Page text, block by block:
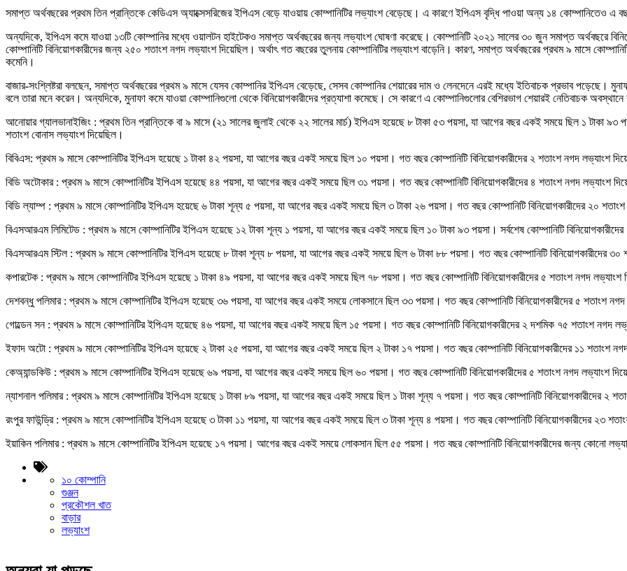
সমাপ্ত অর্থবছরের প্রথম তিন প্রান্তিকে কেডিএস অ্যাক্সেসরিজের ইপিএস বেড়ে যাওয়ায় কোম্পানিটির লভ্যাংশ বেড়েছে। এ কারণে ইপিএস বৃদ্ধি পাওয়া অন্য ১৪ কোম্পানিতেও এ
অন্যদিকে, ইপিএস কমে যাওয়া ১৩টি কোম্পানির মধ্যে ওয়ালটন হাইটেকও সমাপ্ত অর্থবছরের জন্য লভ্যাংশ ঘোষণা করেছে। কোম্পানিটি ২০২১ সালের ৩০ জুন সমাপ্ত অর্থবছরে
কোম্পানিটি বিনিয়োগকারীদের জন্য ২৫০ শতাংশ নগদ লভ্যাংশ দিয়েছিল। অর্থাৎ গত বছরের তুলনায় কোম্পানিটির লভ্যাংশ বাড়েনি। কারণ, সমাপ্ত অর্থবছরের প্রথম ৯ মাসে
কমেনি।
বাজার-সংশ্লিষ্টরা বলছেন, সমাপ্ত অর্থবছরের প্রথম ৯ মাসে যেসব কোম্পানির ইপিএস বেড়েছে, সেসব কোম্পানির শেয়ারের দাম ও লেনদেনে এরই মধ্যে ইতিবাচক প্রভাব পড়েছে।
বলে তারা মনে করেন। অন্যদিকে, মুনাফা কমে যাওয়া কোম্পানিগুলো থেকে বিনিয়োগকারীদের প্রত্যাশা কমেছে। সে কারণে এ কোম্পানিগুলোর বেশিরভাগ শেয়ারই নেতিবাচক
আনোয়ার গ্যালভানাইজিং : প্রথম তিন প্রান্তিকে বা ৯ মাসে (২১ সালের জুলাই থেকে ২২ সালের মার্চ) ইপিএস হয়েছে ৮ টাকা ৫৩ পয়সা, যা আগের বছর একই সময়ে ছিল ১ টাকা
শতাংশ বোনাস লভ্যাংশ দিয়েছিল।
বিবিএস: প্রথম ৯ মাসে কোম্পানিটির ইপিএস হয়েছে ১ টাকা ৪২ পয়সা, যা আগের বছর একই সময়ে ছিল ১০ পয়সা। গত বছর কোম্পানিটি বিনিয়োগকারীদের ২ শতাংশ নগদ লভ্যাংশ
বিডি অটোকার : প্রথম ৯ মাসে কোম্পানিটির ইপিএস হয়েছে ৪৪ পয়সা, যা আগের বছর একই সময়ে ছিল ৩১ পয়সা। গত বছর কোম্পানিটি বিনিয়োগকারীদের ৪ শতাংশ নগদ লভ্যাংশ
বিডি ল্যাম্প : প্রথম ৯ মাসে কোম্পানিটির ইপিএস হয়েছে ৬ টাকা শূন্য ৫ পয়সা, যা আগের বছর একই সময়ে ছিল ৩ টাকা ২৬ পয়সা। গত বছর কোম্পানিটি বিনিয়োগকারীদের ২০
বিএসআরএম লিমিটেড : প্রথম ৯ মাসে কোম্পানিটির ইপিএস হয়েছে ১২ টাকা শূন্য ১ পয়সা, যা আগের বছর একই সময়ে ছিল ১০ টাকা ৯৩ পয়সা। সর্বশেষ কোম্পানিটি
বিএসআরএম স্টিল : প্রথম ৯ মাসে কোম্পানিটির ইপিএস হয়েছে ৮ টাকা শূন্য ৮ পয়সা, যা আগের বছর একই সময়ে ছিল ৬ টাকা ৮৮ পয়সা। গত বছর কোম্পানিটি বিনিয়োগকারীদের ৩০
কপারটেক : প্রথম ৯ মাসে কোম্পানিটির ইপিএস হয়েছে ১ টাকা ৪৯ পয়সা, যা আগের বছর একই সময়ে ছিল ৭৮ পয়সা। গত বছর কোম্পানিটি বিনিয়োগকারীদের ৫ শতাংশ নগদ লভ্যাংশ
দেশবন্ধু পলিমার : প্রথম ৯ মাসে কোম্পানিটির ইপিএস হয়েছে ৩৬ পয়সা, যা আগের বছর একই সময়ে লোকসানে ছিল ৩৩ পয়সা। গত বছর কোম্পানিটি বিনিয়োগকারীদের ৫ শতাংশ নগদ
গোল্ডেন সন : প্রথম ৯ মাসে কোম্পানিটির ইপিএস হয়েছে ৪৬ পয়সা, যা আগের বছর একই সময়ে ছিল ১৫ পয়সা। গত বছর কোম্পানিটি বিনিয়োগকারীদের ২ দশমিক ৭৫ শতাংশ নগদ
ইফাদ অটো : প্রথম ৯ মাসে কোম্পানিটির ইপিএস হয়েছে ২ টাকা ২৫ পয়সা, যা আগের বছর একই সময়ে ছিল ২ টাকা ১৭ পয়সা। গত বছর কোম্পানিটি বিনিয়োগকারীদের ১১ শতাংশ
কেঅ্যান্ডকিউ : প্রথম ৯ মাসে কোম্পানিটির ইপিএস হয়েছে ৬৯ পয়সা, যা আগের বছর একই সময়ে ছিল ৬০ পয়সা। গত বছর কোম্পানিটি বিনিয়োগকারীদের ৫ শতাংশ নগদ লভ্যাংশ
ন্যাশনাল পলিমার : প্রথম ৯ মাসে কোম্পানিটির ইপিএস হয়েছে ১ টাকা ৮৯ পয়সা, যা আগের বছর একই সময়ে ছিল ১ টাকা শূন্য ৭ পয়সা। গত বছর কোম্পানিটি বিনিয়োগকারীদের ২
রংপুর ফাউন্ড্রি : প্রথম ৯ মাসে কোম্পানিটির ইপিএস হয়েছে ৩ টাকা ১১ পয়সা, যা আগের বছর একই সময়ে ছিল ৩ টাকা শূন্য ৪ পয়সা। গত বছর কোম্পানিটি বিনিয়োগকারীদের ২৩
ইয়াকিন পলিমার : প্রথম ৯ মাসে কোম্পানিটির ইপিএস হয়েছে ১৭ পয়সা। আগের বছর একই সময়ে লোকসান ছিল ৫৫ পয়সা। গত বছর কোম্পানিটি বিনিয়োগকারীদের জন্য কোনো
১০ কোম্পানি
গুঞ্জন
প্রকৌশল খাত
বাড়ার
লভ্যাংশ